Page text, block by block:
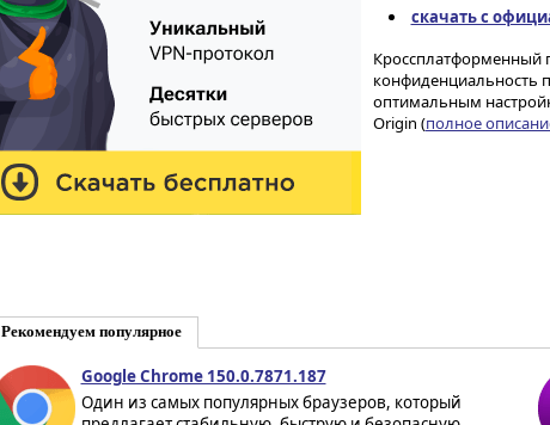
скачать с
Кроссплатформенный
конфиденциальность
оптимальным
Origin (полное
Рекомендуем популярное
Google Chrome 150.0.7871.187
Один из самых популярных браузеров, который